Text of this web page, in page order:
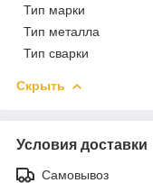
Тип марки
Тип металла
Тип сварки
Скрыть
Условия доставки
Самовывоз